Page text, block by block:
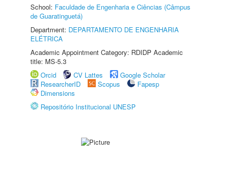
School: Faculdade de Engenharia e Ciências (Câmpus
de Guaratinguetá)
Department: DEPARTAMENTO DE ENGENHARIA
ELÉTRICA
Academic Appointment Category: RDIDP Academic
title: MS-5.3
Orcid
CV Lattes
Google Scholar
ResearcherID
Scopus
Fapesp
Dimensions
Repositório Institucional UNESP